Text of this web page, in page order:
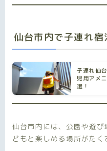
仙台市内で子連れ宿
子連れ仙
児用アメ
選！
仙台市内には、公園や遊
どもと楽しめる場所がたく